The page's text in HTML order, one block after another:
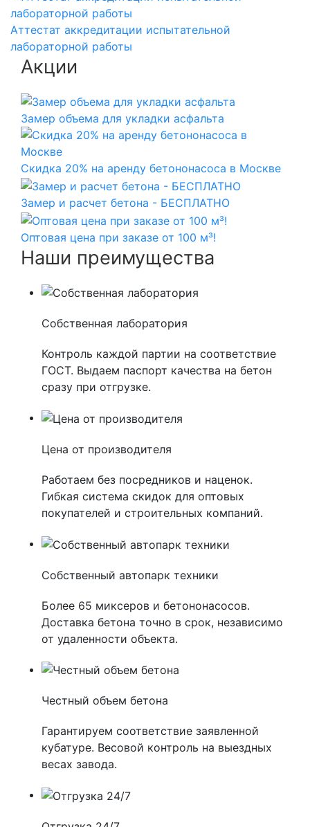
Аттестат аккредитации испытательной
лабораторной работы
Акции
Замер объема для укладки асфальта
Скидка 20% на аренду бетононасоса в Москве
Замер и расчет бетона - БЕСПЛАТНО
Оптовая цена при заказе от 100 м³!
Наши преимущества
Собственная лаборатория
Контроль каждой партии на соответствие
ГОСТ. Выдаем паспорт качества на бетон
сразу при отгрузке.
Цена от производителя
Работаем без посредников и наценок.
Гибкая система скидок для оптовых
покупателей и строительных компаний.
Собственный автопарк техники
Более 65 миксеров и бетононасосов.
Доставка бетона точно в срок, независимо
от удаленности объекта.
Честный объем бетона
Гарантируем соответствие заявленной
кубатуре. Весовой контроль на выездных
весах завода.